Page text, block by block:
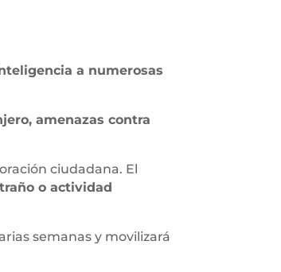
a numerosas
amenazas contra
ciudadana. El
o actividad
semanas y movilizará